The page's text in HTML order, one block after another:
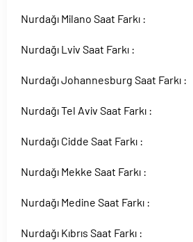
Nurdağı Milano Saat Farkı :
Nurdağı Lviv Saat Farkı :
Nurdağı Johannesburg Saat Farkı :
Nurdağı Tel Aviv Saat Farkı :
Nurdağı Cidde Saat Farkı :
Nurdağı Mekke Saat Farkı :
Nurdağı Medine Saat Farkı :
Nurdağı Kıbrıs Saat Farkı :